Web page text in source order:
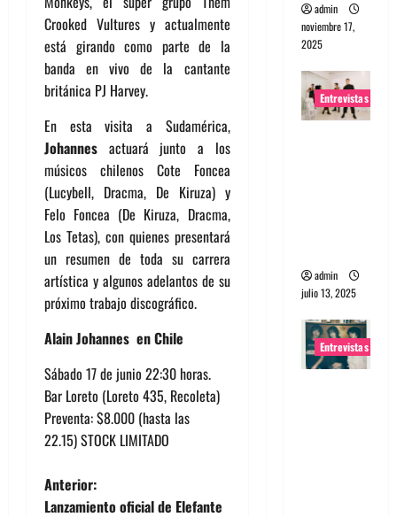
Crooked Vultures y actualmente
está girando como parte de la
banda en vivo de la cantante
británica PJ Harvey.
En esta visita a Sudamérica,
Johannes actuará junto a los
músicos chilenos Cote Foncea
(Lucybell, Dracma, De Kiruza) y
Felo Foncea (De Kiruza, Dracma,
Los Tetas), con quienes presentará
un resumen de toda su carrera
artística y algunos adelantos de su
próximo trabajo discográfico.
Alain Johannes en Chile
Sábado 17 de junio 22:30 horas.
Bar Loreto (Loreto 435, Recoleta)
Preventa: $8.000 (hasta las
22.15) STOCK LIMITADO
N
Anterior:
Lanzamiento oficial de Elefante
admin
noviembre 17,
2025
Entrevistas
admin
julio 13, 2025
Entrevistas